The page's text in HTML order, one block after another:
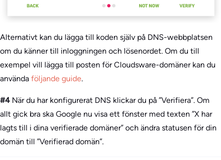
Alternativt kan du lägga till koden själv på DNS-webbplatsen
om du känner till inloggningen och lösenordet. Om du till
exempel vill lägga till posten för Cloudsware-domäner kan du
använda följande guide.
#4När du har konfigurerat DNS klickar du på ”Verifiera”. Om
allt gick bra ska Google nu visa ett fönster med texten ”X har
lagts till i dina verifierade domäner” och ändra statusen för din
domän till ”Verifierad domän”.